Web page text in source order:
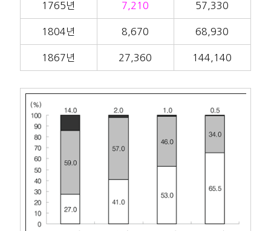
1765년 7,210 57,330
1804년 8,670 68,930
1867년 27,360 144,140